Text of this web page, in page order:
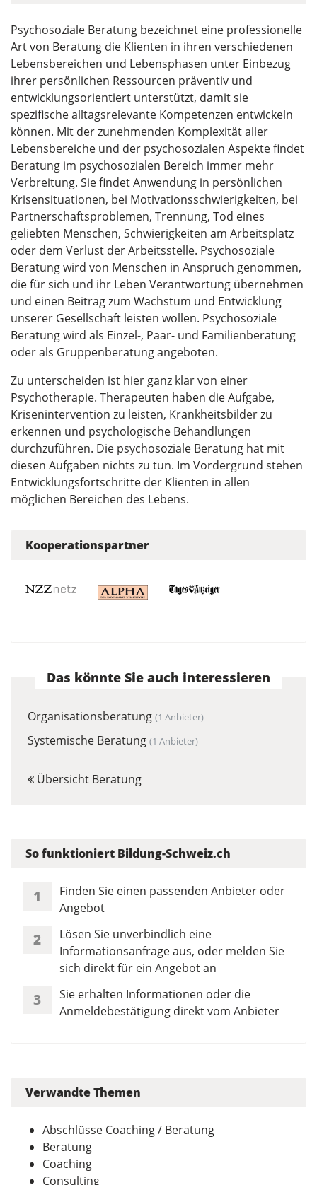
Psychosoziale Beratung bezeichnet eine professionelle
Art von Beratung die Klienten in ihren verschiedenen
Lebensbereichen und Lebensphasen unter Einbezug
ihrer persönlichen Ressourcen präventiv und
entwicklungsorientiert unterstützt, damit sie
spezifische alltagsrelevante Kompetenzen entwickeln
können. Mit der zunehmenden Komplexität aller
Lebensbereiche und der psychosozialen Aspekte findet
Beratung im psychosozialen Bereich immer mehr
Verbreitung. Sie findet Anwendung in persönlichen
Krisensituationen, bei Motivationsschwierigkeiten, bei
Partnerschaftsproblemen, Trennung, Tod eines
geliebten Menschen, Schwierigkeiten am Arbeitsplatz
oder dem Verlust der Arbeitsstelle. Psychosoziale
Beratung wird von Menschen in Anspruch genommen,
die für sich und ihr Leben Verantwortung übernehmen
und einen Beitrag zum Wachstum und Entwicklung
unserer Gesellschaft leisten wollen. Psychosoziale
Beratung wird als Einzel-, Paar- und Familienberatung
oder als Gruppenberatung angeboten.
Zu unterscheiden ist hier ganz klar von einer
Psychotherapie. Therapeuten haben die Aufgabe,
Krisenintervention zu leisten, Krankheitsbilder zu
erkennen und psychologische Behandlungen
durchzuführen. Die psychosoziale Beratung hat mit
diesen Aufgaben nichts zu tun. Im Vordergrund stehen
Entwicklungsfortschritte der Klienten in allen
möglichen Bereichen des Lebens.
Kooperationspartner
Das könnte Sie auch interessieren
Organisationsberatung (1 Anbieter)
Systemische Beratung (1 Anbieter)
Übersicht Beratung
So funktioniert Bildung-Schweiz.ch
1
Finden Sie einen passenden Anbieter oder
Angebot
2
Lösen Sie unverbindlich eine
Informationsanfrage aus, oder melden Sie
sich direkt für ein Angebot an
3
Sie erhalten Informationen oder die
Anmeldebestätigung direkt vom Anbieter
Verwandte Themen
Abschlüsse Coaching / Beratung
Beratung
Coaching
Consulting